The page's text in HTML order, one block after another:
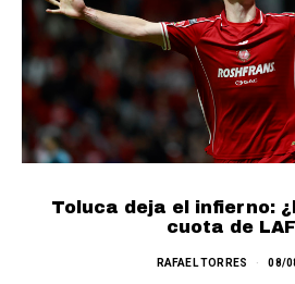
Toluca deja el infierno:
cuota de
RAFAEL TORRES 08/